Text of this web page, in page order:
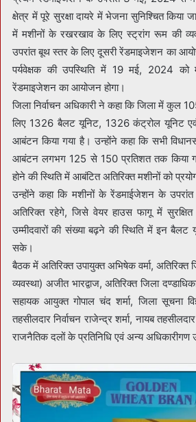
क्षेत्र में पूरे सुरक्षा दायरे में भेजना सुनिश्चित किया
में मशीनों के रखरखाव के लिए स्ट्रांग रूम की
उपरांत बूथ स्तर के लिए दूसरी रेंडमाइजेशन का
पर्यवेक्षक की उपस्थिति में 19 मई, 2024 को
रेंडमाइजेशन का आयोजन होगा।
जिला निर्वाचन अधिकारी ने कहा कि जिला में कुल
लिए 1326 बैलट यूनिट, 1326 कंट्रोल यूनिट एवं
आबंटन किया गया है। उन्होंने कहा कि सभी
आबंटन लगभग 125 से 150 प्रतिशत तक किया
होने की स्थिति में आबंटित अतिरिक्त मशीनों को
उन्होंने कहा कि मशीनों के रेंडमाईजेशन के
अतिरिक्त रहेगे, जिसे वेयर हाउस फागू में
उम्मीदवारों की संख्या बढ़ने की स्थिति में इन बैलट
सके।
बैठक में अतिरिक्त उपायुक्त अभिषेक वर्मा, अतिरिक्त
व्यवस्था) अजीत भारद्वाज, अतिरिक्त जिला
सहायक आयुक्त गोपाल चंद शर्मा, जिला सूचना
तहसीलदार निर्वाचन राजेन्द्र शर्मा, नायब
राजनैतिक दलों के प्रतिनिधि एवं अन्य अधिकारीगण